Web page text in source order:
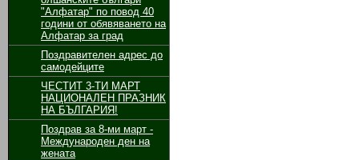
"Алфатар" по повод 40
години от обявяването на
Алфатар за град
Поздравителен адрес до
самодейците
ЧЕСТИТ 3-ТИ МАРТ
НАЦИОНАЛЕН ПРАЗНИК
НА БЪЛГАРИЯ!
Поздрав за 8-ми март -
Международен ден на
жената